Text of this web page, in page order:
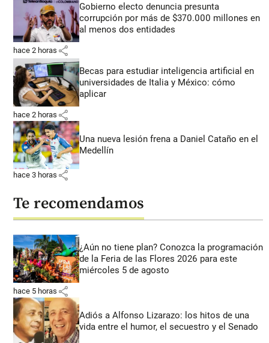
Gobierno electo denuncia presunta
corrupción por más de $370.000 millones en
al menos dos entidades
hace 2 horas share
Becas para estudiar inteligencia artificial en
universidades de Italia y México: cómo
aplicar
hace 2 horas share
Una nueva lesión frena a Daniel Cataño en el
Medellín
hace 3 horas share
Te recomendamos
¿Aún no tiene plan? Conozca la programación
de la Feria de las Flores 2026 para este
miércoles 5 de agosto
hace 5 horas share
Adiós a Alfonso Lizarazo: los hitos de una
vida entre el humor, el secuestro y el Senado